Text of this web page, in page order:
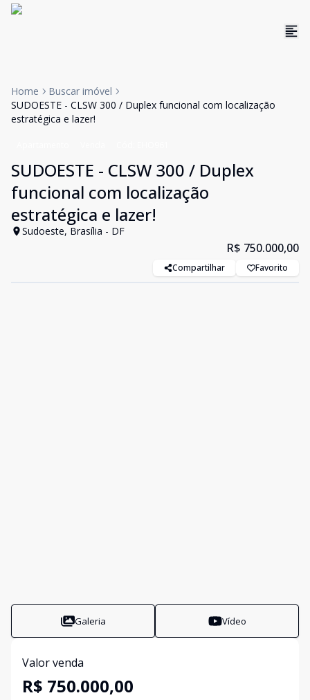
Home
Buscar imóvel
SUDOESTE - CLSW 300 / Duplex funcional com localização
estratégica e lazer!
SUDOESTE - CLSW 300 / Duplex
funcional com localização
estratégica e lazer!
Sudoeste, Brasília - DF
R$ 750.000,00
Compartilhar Favorito
Galeria Vídeo
Valor venda
R$ 750.000,00